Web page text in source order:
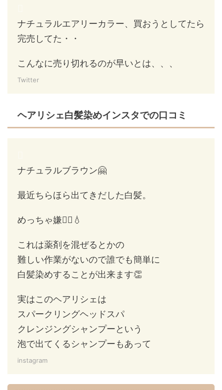
ナチュラルエアリーカラー、買おうとしてたら
完売してた・・
こんなに売り切れるのが早いとは、、、
Twitter
ヘアリシェ白髪染めインスタでの口コミ
ナチュラルブラウン🤗
最近ちらほら出てきだした白髪。
めっちゃ嫌🤦‍♀️💧
これは薬剤を混ぜるとかの
難しい作業がないので誰でも簡単に
白髪染めすることが出来ます👏
実はこのヘアリシェは
スパークリングヘッドスパ
クレンジングシャンプーという
泡で出てくるシャンプーもあって
instagram